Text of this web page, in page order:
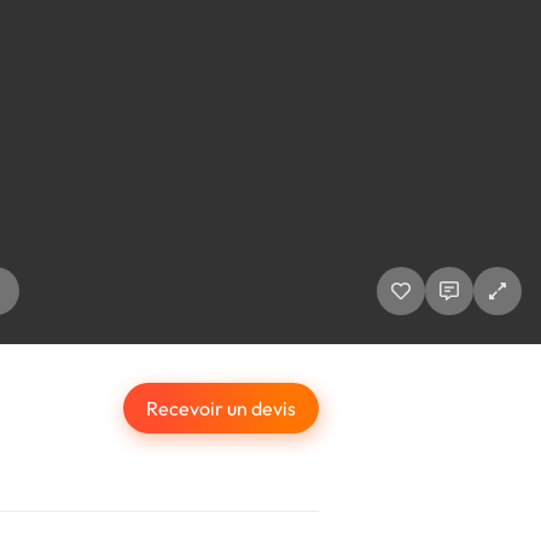
Recevoir un devis